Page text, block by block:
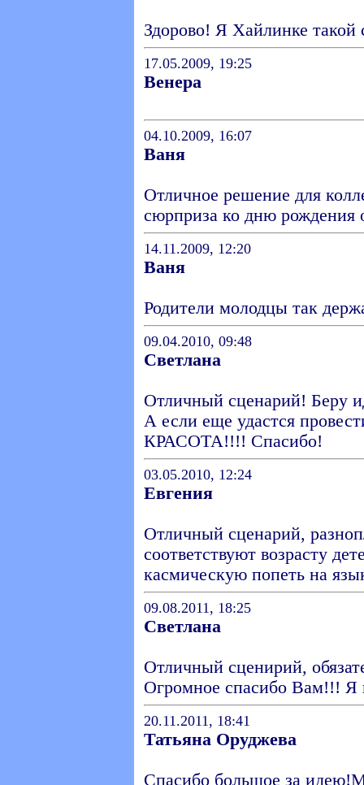
Здорово! Я Хайлинке
17.05.2009, 19:25
Венера
04.10.2009, 16:07
Ваня
Отличное решение для
сюрприза ко дню рождения
14.11.2009, 12:20
Ваня
Родители молодцы так
09.04.2010, 09:48
Светлана
Отличный сценарий! Беру
А если еще удастся
КРАСОТА!!!! Спасибо!
03.05.2010, 12:24
Евгения
Отличный сценарий,
соответствуют возрасту
касмическую попеть на
09.08.2011, 18:25
Светлана
Отличный сценирий,
Огромное спасибо Вам!!! Я
20.11.2011, 18:41
Татьяна Оруджева
Спасибо большое за